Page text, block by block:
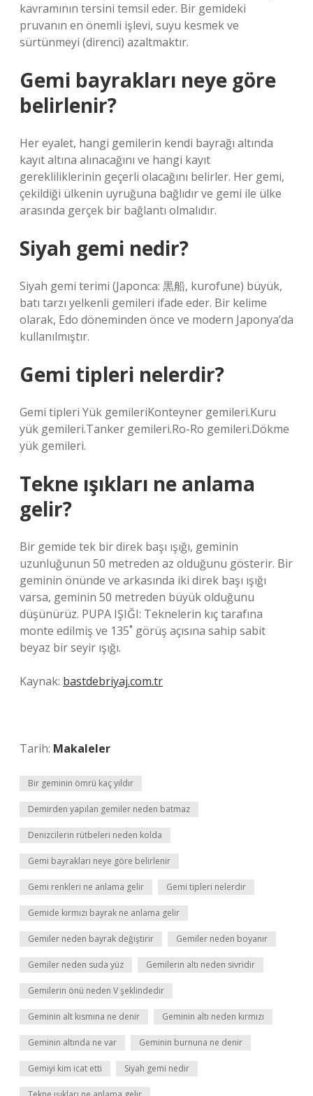
kavramının tersini temsil eder. Bir gemideki
pruvanın en önemli işlevi, suyu kesmek ve
sürtünmeyi (direnci) azaltmaktır.
Gemi bayrakları neye göre
belirlenir?
Her eyalet, hangi gemilerin kendi bayrağı altında
kayıt altına alınacağını ve hangi kayıt
gerekliliklerinin geçerli olacağını belirler. Her gemi,
çekildiği ülkenin uyruğuna bağlıdır ve gemi ile ülke
arasında gerçek bir bağlantı olmalıdır.
Siyah gemi nedir?
Siyah gemi terimi (Japonca: 黒船, kurofune) büyük,
batı tarzı yelkenli gemileri ifade eder. Bir kelime
olarak, Edo döneminden önce ve modern Japonya’da
kullanılmıştır.
Gemi tipleri nelerdir?
Gemi tipleri Yük gemileriKonteyner gemileri.Kuru
yük gemileri.Tanker gemileri.Ro-Ro gemileri.Dökme
yük gemileri.
Tekne ışıkları ne anlama
gelir?
Bir gemide tek bir direk başı ışığı, geminin
uzunluğunun 50 metreden az olduğunu gösterir. Bir
geminin önünde ve arkasında iki direk başı ışığı
varsa, geminin 50 metreden büyük olduğunu
düşünürüz. PUPA IŞIĞI: Teknelerin kıç tarafına
monte edilmiş ve 135˚ görüş açısına sahip sabit
beyaz bir seyir ışığı.
Kaynak: bastdebriyaj.com.tr
Tarih: Makaleler
Bir geminin ömrü kaç yıldır
Demirden yapılan gemiler neden batmaz
Denizcilerin rütbeleri neden kolda
Gemi bayrakları neye göre belirlenir
Gemi renkleri ne anlama gelir Gemi tipleri nelerdir
Gemide kırmızı bayrak ne anlama gelir
Gemiler neden bayrak değiştirir Gemiler neden boyanır
Gemiler neden suda yüz Gemilerin altı neden sivridir
Gemilerin önü neden V şeklindedir
Geminin alt kısmına ne denir Geminin altı neden kırmızı
Geminin altında ne var Geminin burnuna ne denir
Gemiyi kim icat etti Siyah gemi nedir